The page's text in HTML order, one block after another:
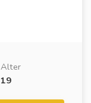
Alter
19